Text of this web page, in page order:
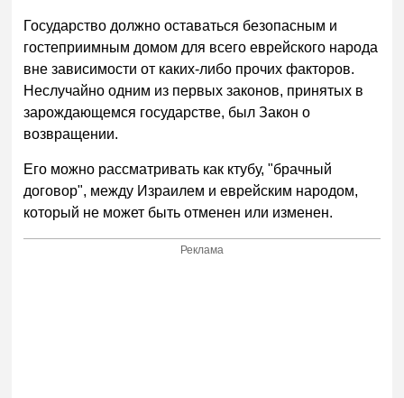
Государство должно оставаться безопасным и
гостеприимным домом для всего еврейского народа
вне зависимости от каких-либо прочих факторов.
Неслучайно одним из первых законов, принятых в
зарождающемся государстве, был Закон о
возвращении.
Его можно рассматривать как ктубу, "брачный
договор", между Израилем и еврейским народом,
который не может быть отменен или изменен.
Реклама